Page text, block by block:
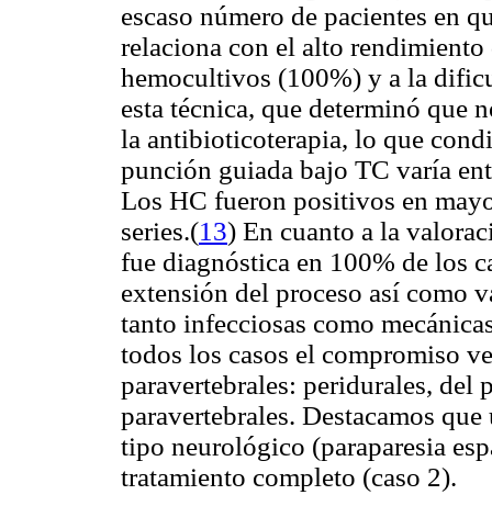
escaso número de pacientes en
relaciona con el alto
hemocultivos (100%) y a la
esta técnica, que determinó que
la antibioticoterapia, lo que
punción guiada bajo TC varía
Los HC fueron positivos en
series.(13) En cuanto a la
fue diagnóstica en 100% de los
extensión del proceso así como
tanto infecciosas como
todos los casos el compromiso
paravertebrales: peridurales, del
paravertebrales. Destacamos
tipo neurológico (paraparesia
tratamiento completo (caso 2).